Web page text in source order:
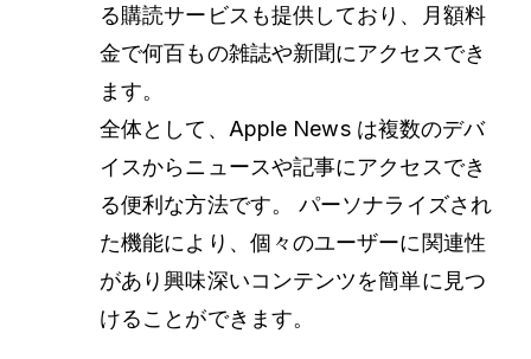
る購読サービスも提供しており、月額料
金で何百もの雑誌や新聞にアクセスでき
ます。
全体として、Apple News は複数のデバ
イスからニュースや記事にアクセスでき
る便利な方法です。 パーソナライズされ
た機能により、個々のユーザーに関連性
があり興味深いコンテンツを簡単に見つ
けることができます。